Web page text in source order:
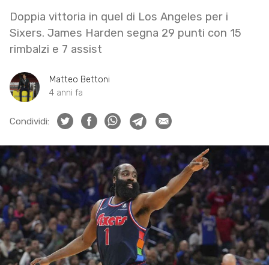
Doppia vittoria in quel di Los Angeles per i
Sixers. James Harden segna 29 punti con 15
rimbalzi e 7 assist
Matteo Bettoni
4 anni fa
Condividi: